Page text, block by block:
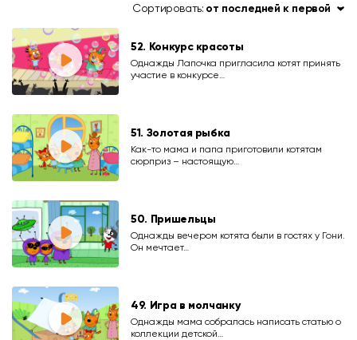
Сортировать: от последней к первой
52. Конкурс красоты
Однажды Лапочка пригласила котят принять
участие в конкурсе…
51. Золотая рыбка
Как-то мама и папа приготовили котятам
сюрприз – настоящую…
50. Пришельцы
Однажды вечером котята были в гостях у Гони.
Он мечтает…
49. Игра в молчанку
Однажды мама собралась написать статью о
коллекции детской…